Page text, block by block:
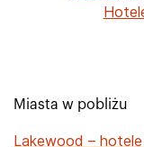
Miasta w pobliżu
Lakewood – hotele